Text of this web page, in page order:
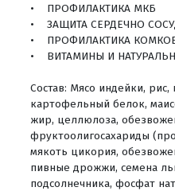
• ПРОФИЛАКТИКА МКБ
• ЗАЩИТА СЕРДЕЧНО
• ПРОФИЛАКТИКА
• ВИТАМИНЫ И
Состав: Мясо индейки,
картофельный белок,
жир, целлюлоза,
фруктоолигосахариды
мякоть цикория,
пивные дрожжи, семена
подсолнечника, фосфат